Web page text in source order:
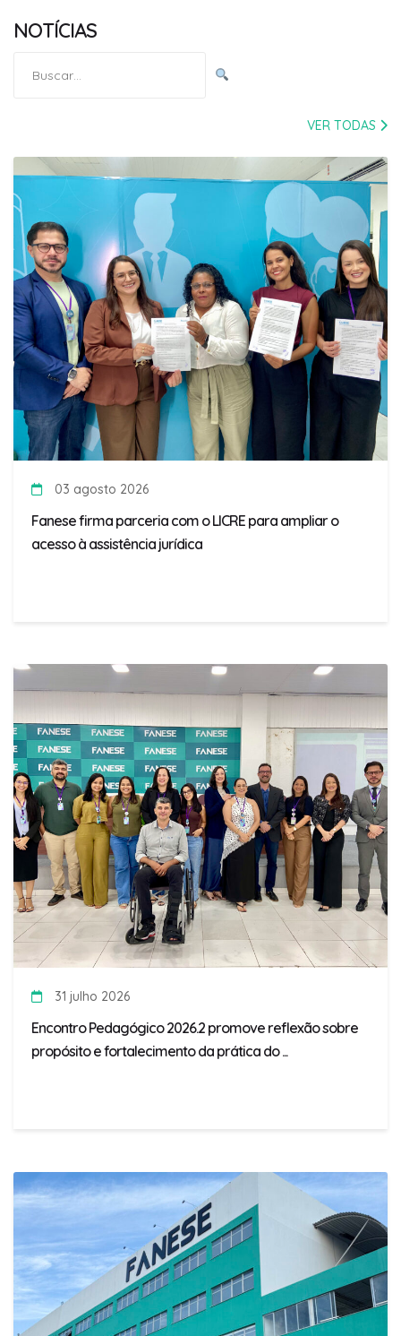
NOTÍCIAS
por:
VER TODAS
03 agosto 2026
Fanese firma parceria com o LICRE para ampliar o
acesso à assistência jurídica
31 julho 2026
Encontro Pedagógico 2026.2 promove reflexão sobre
propósito e fortalecimento da prática do ...